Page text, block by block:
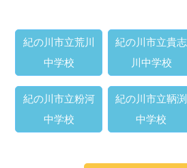
紀の川市立荒川
中学校
紀の川市立貴志
川中学校
紀の川市立粉河
中学校
紀の川市立鞆渕
中学校